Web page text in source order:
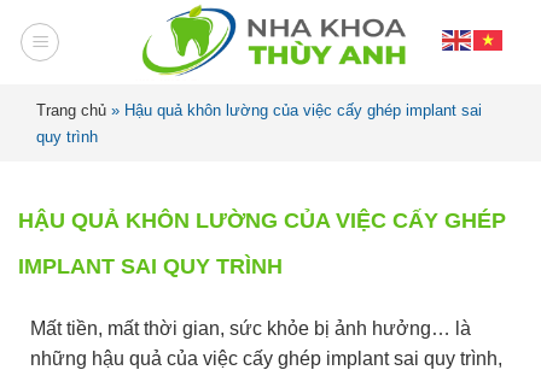
Trang chủ » Hậu quả khôn lường của việc cấy ghép implant sai
quy trình
HẬU QUẢ KHÔN LƯỜNG CỦA VIỆC CẤY GHÉP
IMPLANT SAI QUY TRÌNH
Mất tiền, mất thời gian, sức khỏe bị ảnh hưởng… là
những hậu quả của việc cấy ghép implant sai quy trình,